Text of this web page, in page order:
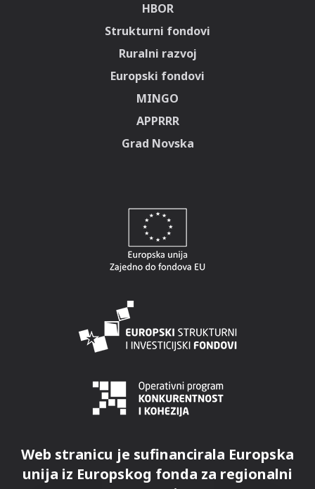
HBOR
Strukturni fondovi
Ruralni razvoj
Europski fondovi
MINGO
APPRRR
Grad Novska
Web stranicu je sufinancirala Europska
unija iz Europskog fonda za regionalni